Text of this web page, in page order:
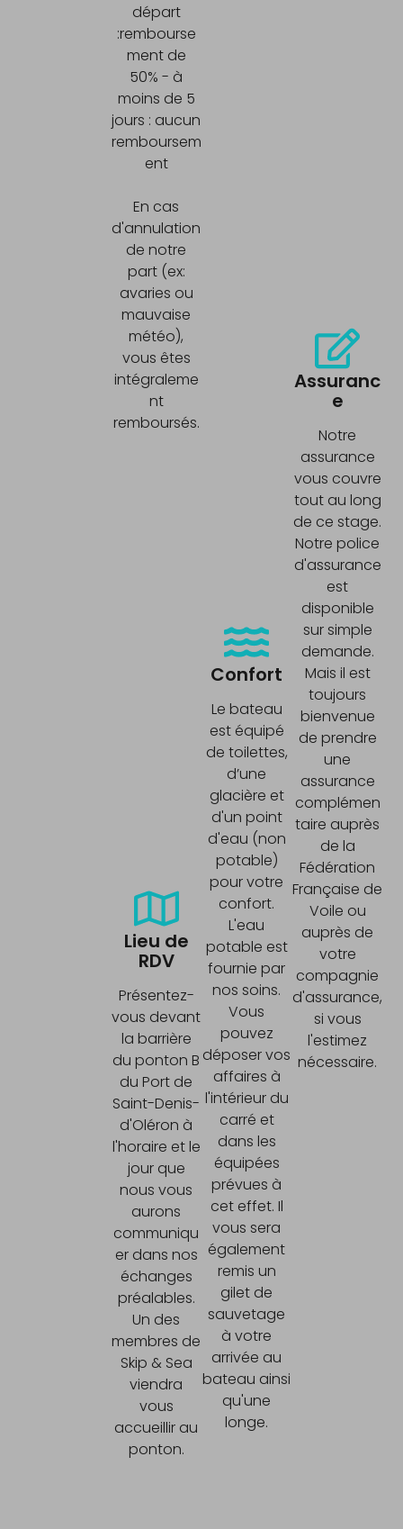
départ
:rembourse
ment de
50% - à
moins de 5
jours : aucun
remboursem
ent
En cas
d'annulation
de notre
part (ex:
avaries ou
mauvaise
météo),
vous êtes
intégraleme
nt
remboursés.
Lieu de
RDV
Présentez-
vous devant
la barrière
du ponton B
du Port de
Saint-Denis-
d'Oléron à
l'horaire et le
jour que
nous vous
aurons
communiqu
er dans nos
échanges
préalables.
Un des
membres de
Skip & Sea
viendra
vous
accueillir au
ponton.
Confort
Le bateau
est équipé
de toilettes,
d’une
glacière et
d'un point
d'eau (non
potable)
pour votre
confort.
L'eau
potable est
fournie par
nos soins.
Vous
pouvez
déposer vos
affaires à
l'intérieur du
carré et
dans les
équipées
prévues à
cet effet. Il
vous sera
également
remis un
gilet de
sauvetage
à votre
arrivée au
bateau ainsi
qu'une
longe.
Assuranc
e
Notre
assurance
vous couvre
tout au long
de ce stage.
Notre police
d'assurance
est
disponible
sur simple
demande.
Mais il est
toujours
bienvenue
de prendre
une
assurance
complémen
taire auprès
de la
Fédération
Française de
Voile ou
auprès de
votre
compagnie
d'assurance,
si vous
l'estimez
nécessaire.